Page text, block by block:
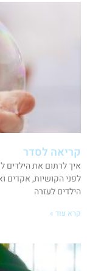
קריאה לסדר
איך לרתום את הילדים
לפני הקושיות, אקדים
הילדים לעזרה
קרא עוד »